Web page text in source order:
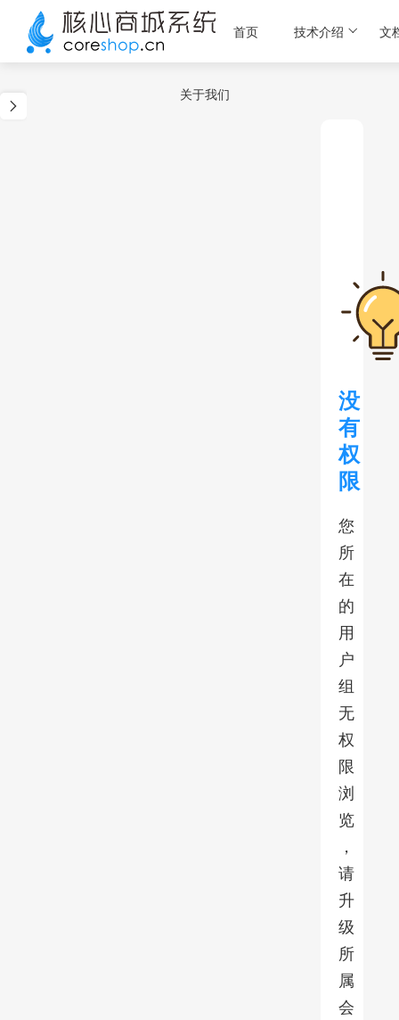
首页 技术介绍 文
关于我们
没
有
权
限
您
所
在
的
用
户
组
无
权
限
浏
览
，
请
升
级
所
属
会